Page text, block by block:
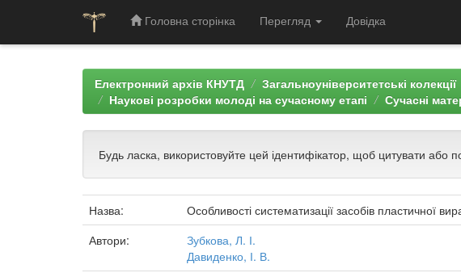
Головна сторінка Перегляд Довідка
Електронний архів КНУТД Загальноуніверситетські колекції
Наукові розробки молоді на сучасному етапі
Сучасні
Будь ласка, використовуйте цей ідентифікатор, щоб цитувати або
Назва:
Особливості систематизації засобів пластичної
Автори:
Зубкова, Л. І.
Давиденко, І. В.